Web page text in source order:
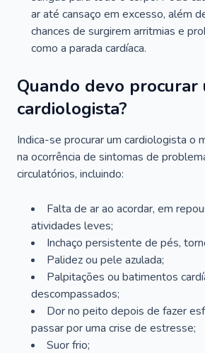
ar até cansaço em excesso, além
chances de surgirem arritmias e
como a parada cardíaca.
Quando devo procurar
cardiologista?
Indica-se procurar um cardiologista o
na ocorrência de sintomas de
circulatórios, incluindo:
Falta de ar ao acordar, em
atividades leves;
Inchaço persistente de pés,
Palidez ou pele azulada;
Palpitações ou batimentos
descompassados;
Dor no peito depois de fazer
passar por uma crise de estresse;
Suor frio;